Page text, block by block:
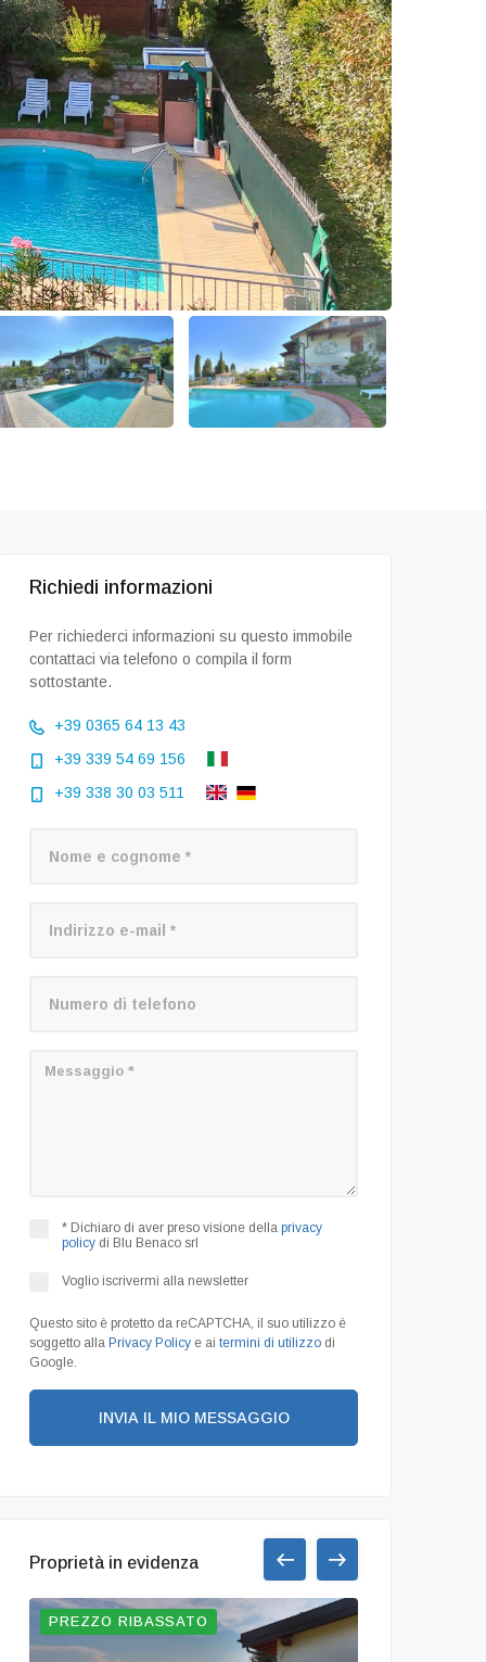
Richiedi informazioni
Per richiederci informazioni su questo immobile
contattaci via telefono o compila il form
sottostante.
+39 0365 64 13 43
+39 339 54 69 156
+39 338 30 03 511
* Dichiaro di aver preso visione della privacy
policy di Blu Benaco srl
Voglio iscrivermi alla newsletter
Questo sito è protetto da reCAPTCHA, il suo utilizzo è
soggetto alla Privacy Policy e ai termini di utilizzo di
Google.
INVIA IL MIO MESSAGGIO
Proprietà in evidenza
PREZZO RIBASSATO